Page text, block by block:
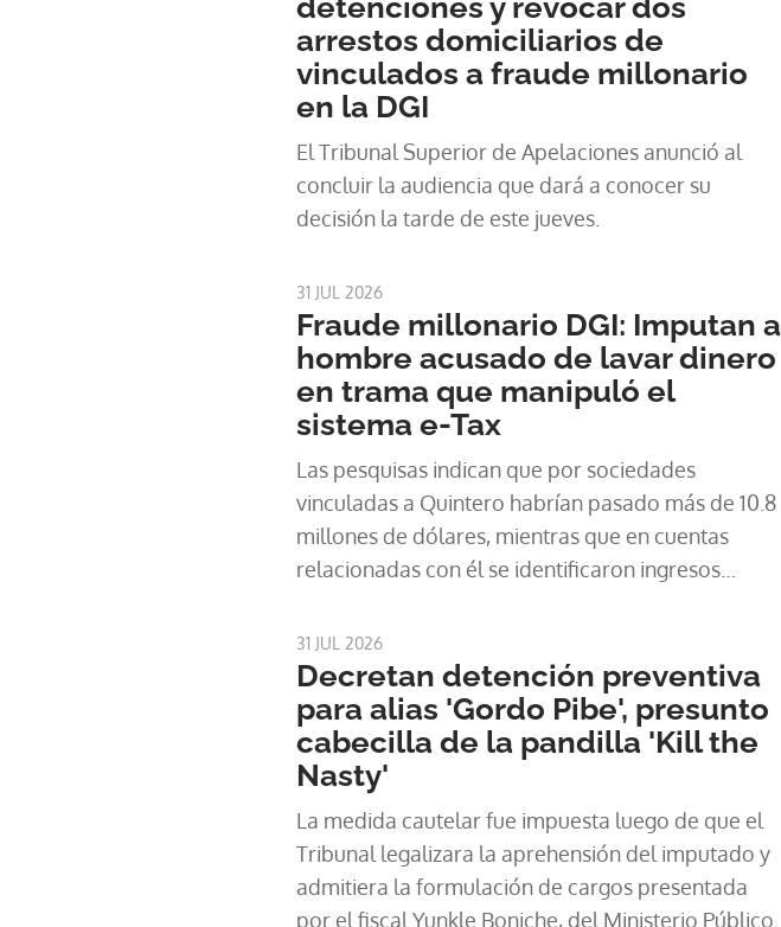
detenciones y revocar dos
arrestos domiciliarios de
vinculados a fraude millonario
en la DGI
El Tribunal Superior de Apelaciones anunció al
concluir la audiencia que dará a conocer su
decisión la tarde de este jueves.
31 JUL 2026
Fraude millonario DGI: Imputan a
hombre acusado de lavar dinero
en trama que manipuló el
sistema e-Tax
Las pesquisas indican que por sociedades
vinculadas a Quintero habrían pasado más de 10.8
millones de dólares, mientras que en cuentas
relacionadas con él se identificaron ingresos
31 JUL 2026
Decretan detención preventiva
para alias 'Gordo Pibe', presunto
cabecilla de la pandilla 'Kill the
Nasty'
La medida cautelar fue impuesta luego de que el
Tribunal legalizara la aprehensión del imputado y
admitiera la formulación de cargos presentada
por el fiscal Yunkle Boniche, del Ministerio Público.